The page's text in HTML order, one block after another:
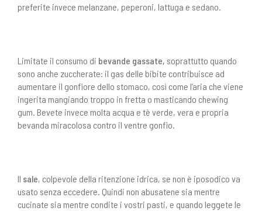
preferite invece melanzane, peperoni, lattuga e sedano.
Limitate il consumo di bevande gassate, soprattutto quando
sono anche zuccherate: il gas delle bibite contribuisce ad
aumentare il gonfiore dello stomaco, così come l’aria che viene
ingerita mangiando troppo in fretta o masticando chewing
gum. Bevete invece molta acqua e tè verde, vera e propria
bevanda miracolosa contro il ventre gonfio.
Il sale, colpevole della ritenzione idrica, se non è iposodico va
usato senza eccedere. Quindi non abusatene sia mentre
cucinate sia mentre condite i vostri pasti, e quando leggete le